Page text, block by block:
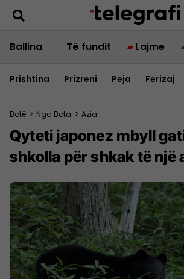
Ballina Të fundit Lajme
Prishtina Prizreni Peja Ferizaj
Botë > Nga Bota > Azia
Qyteti japonez mbyll
shkolla për shkak të një